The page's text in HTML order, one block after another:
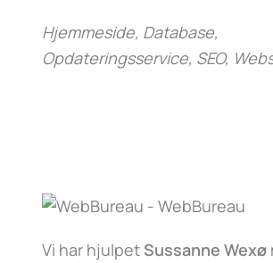
Hjemmeside, Database,
Opdateringsservice, SEO,
Vi har hjulpet Sussanne Wexø